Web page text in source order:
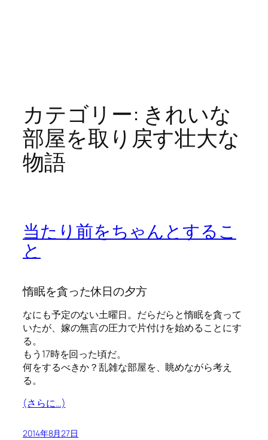
カテゴリー: きれいな
部屋を取り戻す壮大な
物語
当たり前をちゃんとするこ
と
惰眠を貪った休日の夕方
なにも予定のない土曜日。だらだらと惰眠を貪って
いたが、嫁の無言の圧力で片付けを始めることにす
る。
もう17時を回った頃だ。
何をするべきか？乱雑な部屋を、眺めながら考え
る。
(さらに…)
2014年8月27日